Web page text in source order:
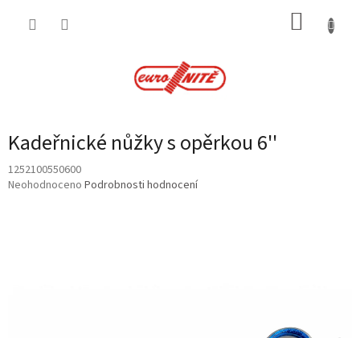
Kadeřnické nůžky s opěrkou 6''
1252100550600
Průměrné
Neohodnoceno Podrobnosti hodnocení